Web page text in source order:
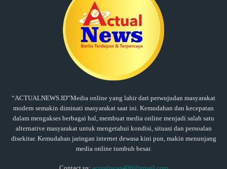
“ACTUALNEWS.ID”Media online yang lahir dari perwujudan masyarakat
modern semakin diminati masyarakat saat ini. Kemudahan dan kecepatan
dalam mengakses berbagai hal, membuat media online menjadi salah satu
alternative masyarakat untuk mengetahui kondisi, situasi dan persoalan
disekitar. Kemudahan jaringan internet dewasa kini pun, makin menunjang
media online tumbuh besar.